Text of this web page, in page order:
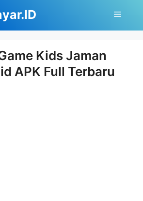
Menu
Kids Jaman
APK Full Terbaru